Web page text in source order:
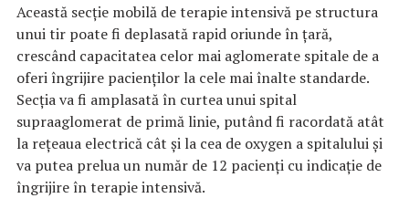
Această secție mobilă de terapie intensivă pe structura
unui tir poate fi deplasată rapid oriunde în țară,
crescând capacitatea celor mai aglomerate spitale de a
oferi îngrijire pacienților la cele mai înalte standarde.
Secția va fi amplasată în curtea unui spital
supraaglomerat de primă linie, putând fi racordată atât
la rețeaua electrică cât și la cea de oxygen a spitalului și
va putea prelua un număr de 12 pacienți cu indicație de
îngrijire în terapie intensivă.